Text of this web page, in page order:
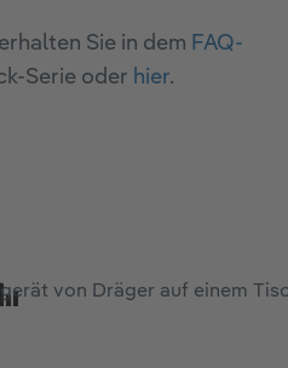
Sie in dem FAQ-
Serie oder hier.